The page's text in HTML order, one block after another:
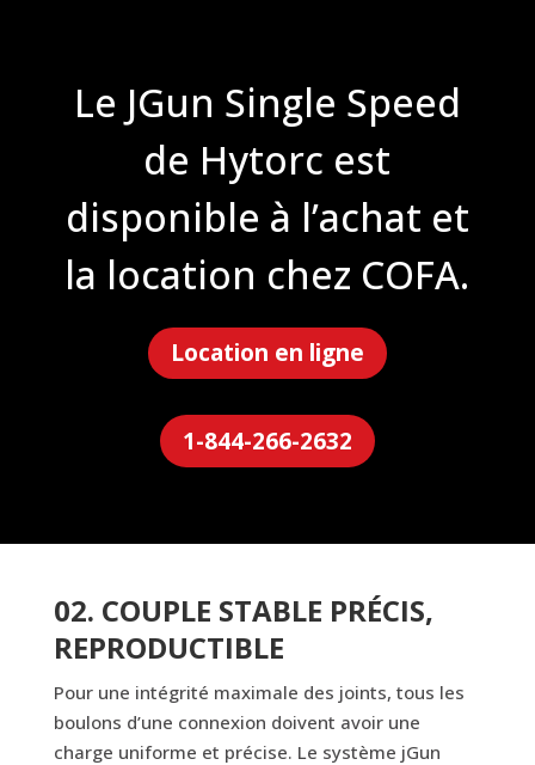
Le JGun Single Speed
de Hytorc est
disponible à l’achat et
la location chez COFA.
Location en ligne
1-844-266-2632
02. COUPLE STABLE PRÉCIS,
REPRODUCTIBLE
Pour une intégrité maximale des joints, tous les
boulons d’une connexion doivent avoir une
charge uniforme et précise. Le système jGun